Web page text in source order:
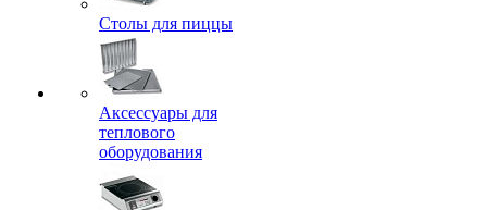
Столы для пиццы
Аксессуары для
теплового
оборудования